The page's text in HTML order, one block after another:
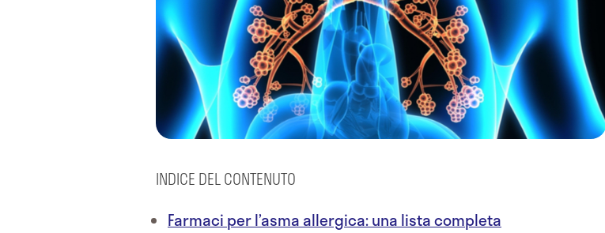
INDICE DEL CONTENUTO
Farmaci per l’asma allergica: una lista completa